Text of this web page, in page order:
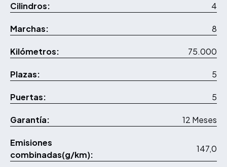
Cilindros: 4
Marchas: 8
Kilómetros: 75.000
Plazas: 5
Puertas: 5
Garantía: 12 Meses
Emisiones
combinadas(g/km):
147,0